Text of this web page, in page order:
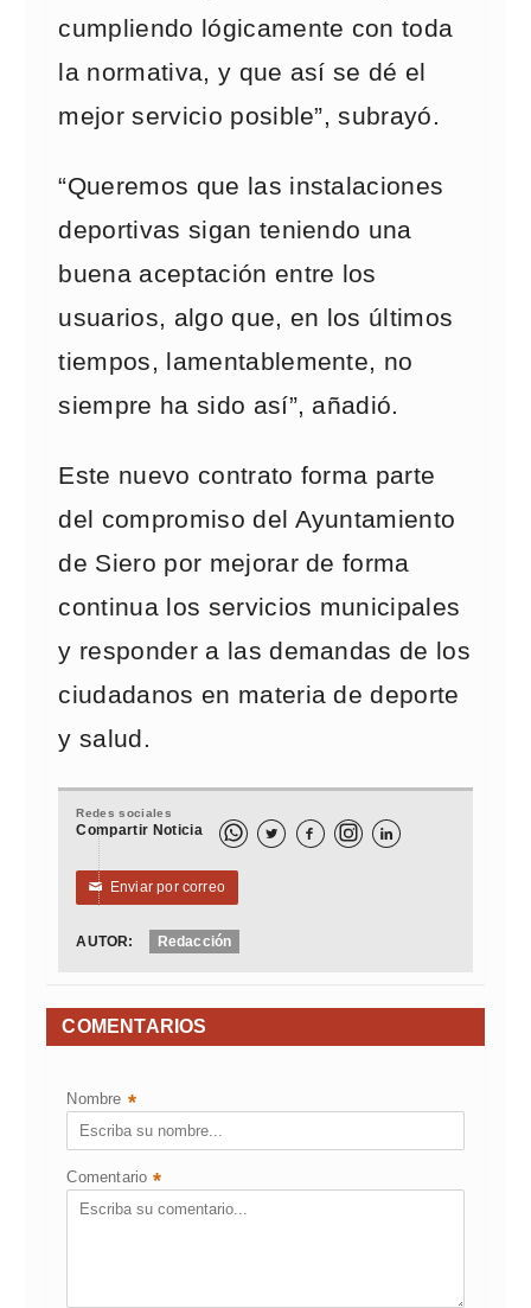
cumpliendo lógicamente con toda
la normativa, y que así se dé el
mejor servicio posible”, subrayó.
“Queremos que las instalaciones
deportivas sigan teniendo una
buena aceptación entre los
usuarios, algo que, en los últimos
tiempos, lamentablemente, no
siempre ha sido así”, añadió.
Este nuevo contrato forma parte
del compromiso del Ayuntamiento
de Siero por mejorar de forma
continua los servicios municipales
y responder a las demandas de los
ciudadanos en materia de deporte
y salud.
Redes sociales
Compartir Noticia   
✉ Enviar por correo
AUTOR: Redacción
COMENTARIOS
Nombre *
Comentario *